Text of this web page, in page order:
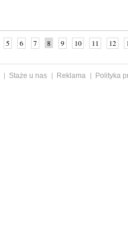
5 6 7 8 9 10 11 12
Staże u nas Reklama
Polityka